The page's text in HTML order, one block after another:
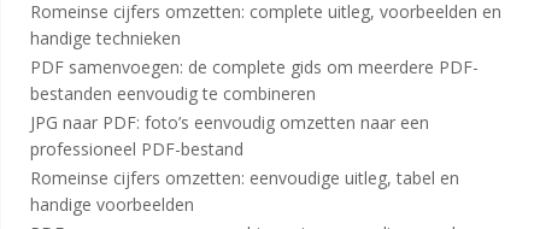
Romeinse cijfers omzetten: complete uitleg, voorbeelden en
handige technieken
PDF samenvoegen: de complete gids om meerdere PDF-
bestanden eenvoudig te combineren
JPG naar PDF: foto’s eenvoudig omzetten naar een
professioneel PDF-bestand
Romeinse cijfers omzetten: eenvoudige uitleg, tabel en
handige voorbeelden